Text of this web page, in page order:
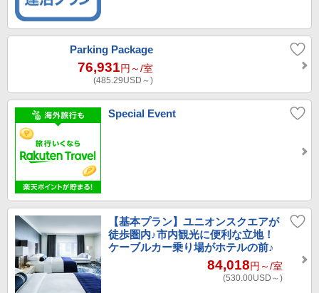
Parking Package
76,931円～/室
(485.29USD～)
Special Event
【基本プラン】ユニオンスクエアが
徒歩圏内♪市内観光に便利な立地！
ケーブルカー乗り場がホテルの前♪
84,018円～/室
(530.00USD～)